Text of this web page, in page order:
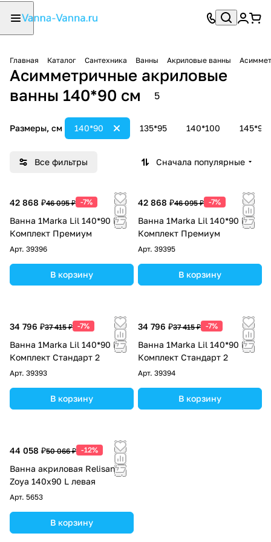
Главная Каталог Сантехника Ванны Акриловые ванны
Асимметричные акриловые
ванны 140*90 см
5
Размеры, см 135*95 140*100
140*90 145*95
Все фильтры Сначала популярные
42 868 ₽46 095 ₽ -7%
Ванна 1Marka Lil 140*90 R
Комплект Премиум
Арт. 39396
В корзину
42 868 ₽46 095 ₽ -7%
Ванна 1Marka Lil 140*90 L
Комплект Премиум
Арт. 39395
В корзину
34 796 ₽37 415 ₽ -7%
Ванна 1Marka Lil 140*90 L
Комплект Стандарт 2
Арт. 39393
В корзину
34 796 ₽37 415 ₽ -7%
Ванна 1Marka Lil 140*90 R
Комплект Стандарт 2
Арт. 39394
В корзину
44 058 ₽50 066 ₽ -12%
Ванна акриловая Relisan
Zoya 140х90 L левая
Арт. 5653
В корзину